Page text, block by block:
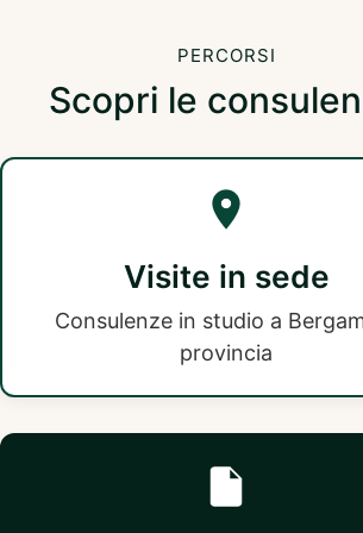
PERCORSI
Scopri le
Visite in sede
Consulenze in studio a
provincia